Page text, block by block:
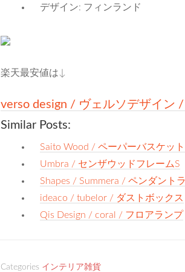
デザイン: フィンランド
楽天最安値は↓
verso design / ヴェルソデザイン /
Similar Posts:
Saito Wood / ペーパーバスケッ
Umbra / センザウッドフレームS
Shapes / Summera / ペンダント
ideaco / tubelor / ダストボックス
Qis Design / coral / フロアランプ
Categories インテリア雑貨